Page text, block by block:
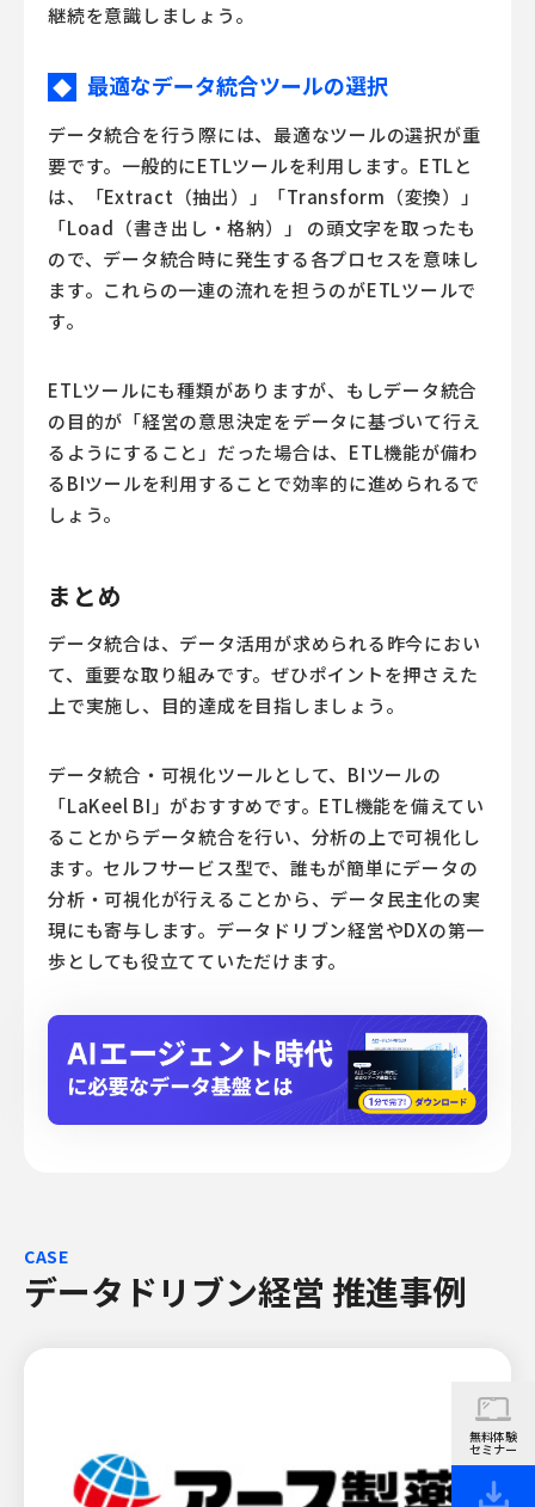
無料体験
セミナー
継続を意識しましょう。
◆ 最適なデータ統合ツールの選択
データ統合を行う際には、最適なツールの選択が重
要です。一般的にETLツールを利用します。ETLと
は、「Extract（抽出）」「Transform（変換）」
「Load（書き出し・格納）」 の頭文字を取ったも
ので、データ統合時に発生する各プロセスを意味し
ます。これらの一連の流れを担うのがETLツールで
す。
ETLツールにも種類がありますが、もしデータ統合
の目的が「経営の意思決定をデータに基づいて行え
るようにすること」だった場合は、ETL機能が備わ
るBIツールを利用することで効率的に進められるで
しょう。
まとめ
データ統合は、データ活用が求められる昨今におい
て、重要な取り組みです。ぜひポイントを押さえた
上で実施し、目的達成を目指しましょう。
データ統合・可視化ツールとして、BIツールの
「LaKeel BI」がおすすめです。ETL機能を備えてい
ることからデータ統合を行い、分析の上で可視化し
ます。セルフサービス型で、誰もが簡単にデータの
分析・可視化が行えることから、データ民主化の実
現にも寄与します。データドリブン経営やDXの第一
歩としても役立てていただけます。
CASE
データドリブン経営 推進事例